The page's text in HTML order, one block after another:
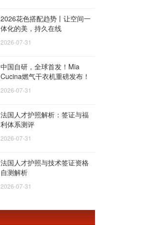
2026花色搭配趋势丨让空间一
体化的美，持久在线
2026-07-31
中国自研，全球首发！Mia
Cucina燃气干衣机重磅发布！
2026-07-31
法国人才护照解析：签证与福
利体系测评
2026-07-31
法国人才护照与技术签证资格
自测解析
2026-07-31